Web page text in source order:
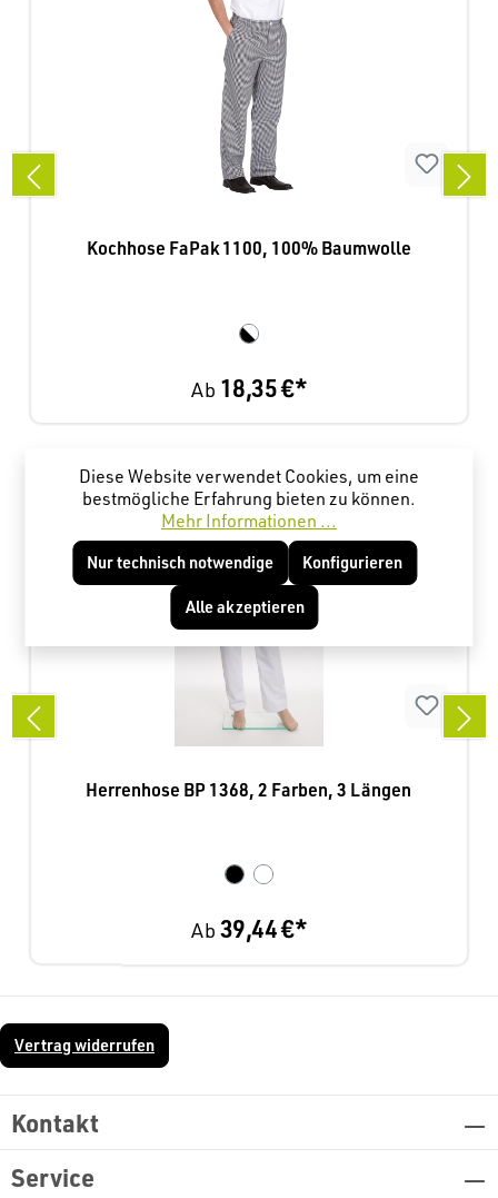
Kochhose FaPak 1100, 100% Baumwolle
Ab 18,35 €*
Produktgalerie überspringen
Kunden haben sich ebenfalls angesehen
Herrenhose BP 1368, 2 Farben, 3 Längen
Ab 39,44 €*
Vertrag widerrufen
Kontakt
Service
Diese Website verwendet Cookies, um eine
bestmögliche Erfahrung bieten zu können.
Mehr Informationen ...
Nur technisch notwendige Konfigurieren
Alle akzeptieren